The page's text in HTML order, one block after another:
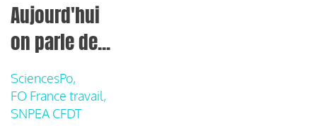
Aujourd'hui
on parle de...
SciencesPo,
FO France travail,
SNPEA CFDT